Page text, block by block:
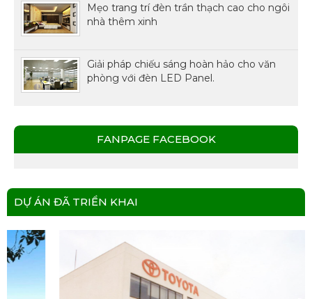
Mẹo trang trí đèn trần thạch cao cho ngôi
nhà thêm xinh
Giải pháp chiếu sáng hoàn hảo cho văn
phòng với đèn LED Panel.
FANPAGE FACEBOOK
DỰ ÁN ĐÃ TRIỂN KHAI